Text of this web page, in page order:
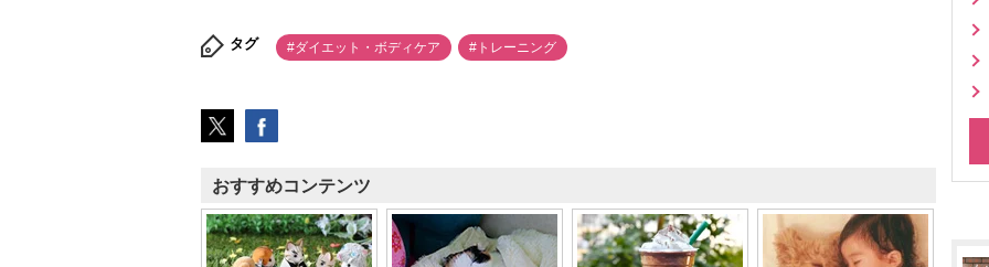
タグ #ダイエット・ボディケア #トレーニング
おすすめコンテンツ